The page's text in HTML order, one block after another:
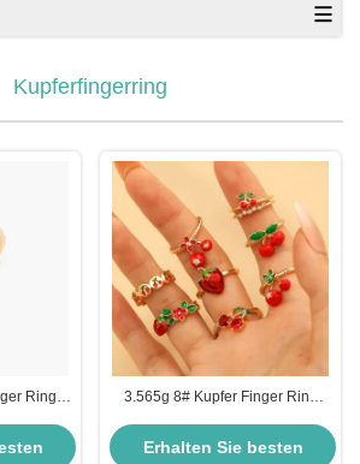
Kupferfingerring
Ring
3.565g 8# Kupfer Finger Ring
Erhalten Sie besten